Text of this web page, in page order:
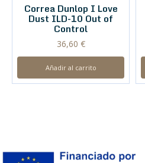
Correa Dunlop I Love
Dust ILD-10 Out of
Control
36,60 €
Añadir al carrito